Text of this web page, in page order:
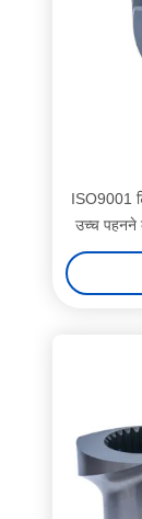
ISO9001
उच्च पहनने